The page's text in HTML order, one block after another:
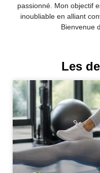
passionné. Mon objectif
inoubliable en alliant
Bienvenue
Les